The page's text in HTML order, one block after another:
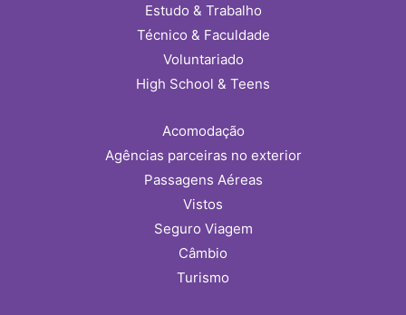
Estudo & Trabalho
Técnico & Faculdade
Voluntariado
High School & Teens
Acomodação
Agências parceiras no exterior
Passagens Aéreas
Vistos
Seguro Viagem
Câmbio
Turismo